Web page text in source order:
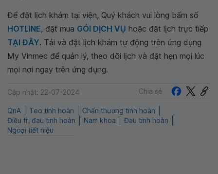
Để đặt lịch khám tại viện, Quý khách vui lòng bấm số
HOTLINE, đặt mua GÓI DỊCH VỤ hoặc đặt lịch trực tiếp
TẠI ĐÂY. Tải và đặt lịch khám tự động trên ứng dụng
My Vinmec để quản lý, theo dõi lịch và đặt hẹn mọi lúc
mọi nơi ngay trên ứng dụng.
Cập nhật: 22-07-2024 Chia sẻ
QnA Teo tinh hoàn
Chấn thương tinh hoàn
Điều trị đau tinh hoàn
Nam khoa
Đau tinh hoàn
Ngoại tiết niệu